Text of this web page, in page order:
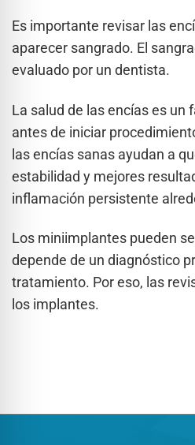
Es importante revisar las
aparecer sangrado. El
evaluado por un dentista.
La salud de las encías es
antes de iniciar
las encías sanas ayudan a
estabilidad y mejores
inflamación persistente
Los miniimplantes pueden
depende de un diagnóstico
tratamiento. Por eso, las
los implantes.